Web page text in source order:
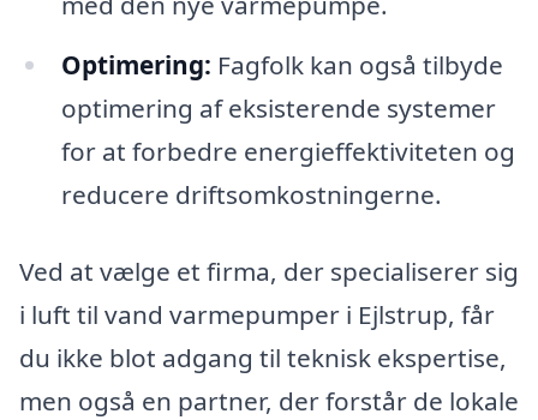
Optimering: Fagfolk kan også tilbyde
optimering af eksisterende systemer
for at forbedre energieffektiviteten og
reducere driftsomkostningerne.
Ved at vælge et firma, der specialiserer sig
i luft til vand varmepumper i Ejlstrup, får
du ikke blot adgang til teknisk ekspertise,
men også en partner, der forstår de lokale